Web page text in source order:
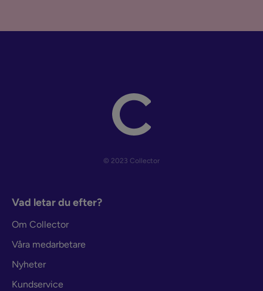
© 2023 Collector
Vad letar du efter?
Om Collector
Våra medarbetare
Nyheter
Kundservice